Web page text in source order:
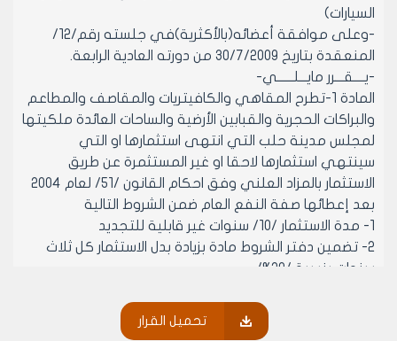
السيارات)
-وعلى موافقة أعضائه(بالأكثرية)في جلسته رقم/12/
المنعقدة بتاريخ 30/7/2009 من دورته العادية الرابعة.
-يــــقـــرر مايـــلــــــي-
المادة 1-تطرح المقاهي والكافيتريات والمقاصف والمطاعم
والبراكات الحجرية والقبابين الأرضية والساحات العائدة ملكيتها
لمجلس مدينة حلب التي انتهى استثمارها او التي
سينتهي استثمارها لاحقا او غير المستثمرة عن طريق
الاستثمار بالمزاد العلني وفق احكام القانون /51/ لعام 2004
بعد إعطائها صفة النفع العام ضمن الشروط التالية
1- مدة الاستثمار /10/ سنوات غير قابلية للتجديد
2- تضمين دفتر الشروط مادة بزيادة بدل الاستثمار كل ثلاث
سنوات بنسبة /20%/
حلب ويبلغ من يلزم لتنفيذه اصولا.
تحميل القرار